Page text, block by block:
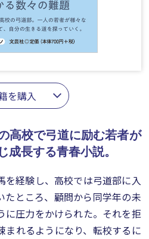
を購入
高校で弓道に励む若者が
成長する青春小説。
を経験し、高校では弓道部に入
たところ、顧問から同学年の未
に圧力をかけられた。それを拒
まれるようになり、転校するに